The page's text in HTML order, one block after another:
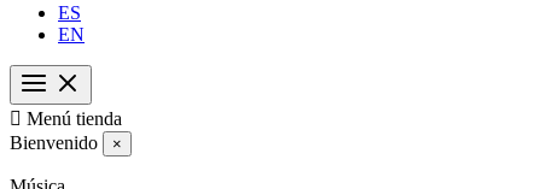
ES
EN
 Menú tienda
Bienvenido
×